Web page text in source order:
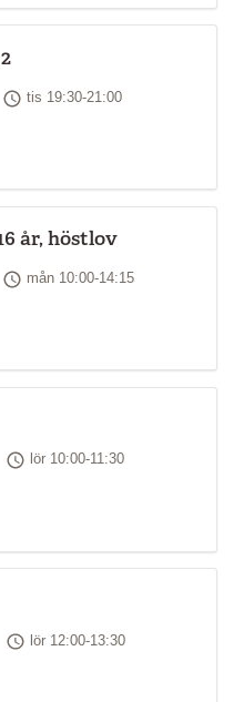
Tid
tis 19:30-21:00
år, höstlov
Tid
mån 10:00-14:15
Tid
lör 10:00-11:30
Tid
lör 12:00-13:30